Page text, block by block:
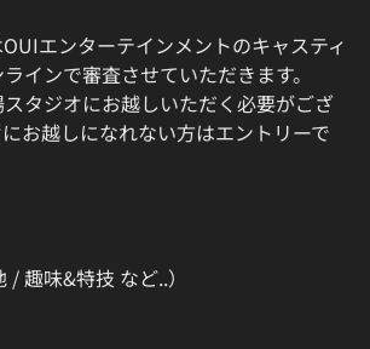
エンターテインメントのキャスティ
インで審査させていただきます。
スタジオにお越しいただく必要がござ
お越しになれない方はエントリーで
/ 趣味&特技 など..）